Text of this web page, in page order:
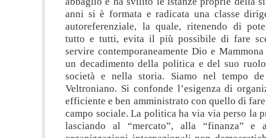
anni si è formata e radicata una classe
autoreferenziale, la quale, ritenendo di
tutto e tutti, evita il più possibile di fare
servire contemporaneamente Dio e
un decadimento della politica e del suo
società e nella storia. Siamo nel tempo de
Veltroniano. Si confonde l’esigenza di
efficiente e ben amministrato con quello di
campo sociale. La politica ha via via perso la
lasciando al “mercato”, alla “finanza”